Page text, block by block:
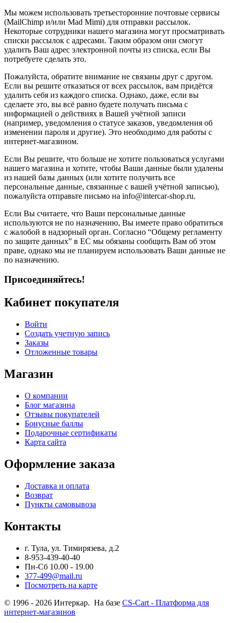
Мы можем использовать третьесторонние почтовые сервисы
(MailChimp и/или Mad Mimi) для отправки рассылок.
Некоторые сотрудники нашего магазина могут просматривать
списки рассылок с адресами. Таким образом они смогут
удалить Ваш адрес электронной почты из списка, если Вы
потребуете сделать это.
Пожалуйста, обратите внимание не связаны друг с другом.
Если вы решите отказаться от всех рассылок, вам придётся
удалить себя из каждого списка. Однако, даже, если вы
сделаете это, вы всё равно будете получать письма с
информацией о действиях в Вашей учётной записи
(например, уведомления о статусе заказов, уведомления об
изменении пароля и другие). Это необходимо для работы с
интернет-магазином.
Если Вы решите, что больше не хотите пользоваться услугами
нашего магазина и хотите, чтобы Ваши данные были удалены
из нашей базы данных (или хотите получить все
персональные данные, связанные с вашей учётной записью),
пожалуйста отправьте письмо на info@intercar-shop.ru.
Если Вы считаете, что Ваши персональные данные
используются не по назначению, Вы имеете право обратиться
с жалобой в надзорный орган. Согласно “Общему регламенту
по защите данных” в ЕС мы обязаны сообщить Вам об этом
праве, однако мы не планируем использовать Ваши данные не
по назначению.
Присоединяйтесь!
Кабинет покупателя
Войти
Создать учетную запись
Заказы
Отложенные товары
Магазин
О компании
Блог магазина
Отзывы покупателей
Бонусные баллы
Подарочные сертификаты
Карта сайта
Оформление заказа
Доставка и оплата
Возврат
Пункты самовывоза
Контакты
г. Тула, ул. Тимирязева, д.2
8-953-439-40-40
Пн-Сб 10.00 - 19.00
377-499@mail.ru
Посмотреть на карте
© 1996 - 2026 Интеркар. На базе CS-Cart - Платформа для
интернет-магазинов